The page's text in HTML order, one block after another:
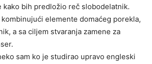
kako bih predložio reč slobodelatnik.
kombinujući elemente domaćeg porekla,
a sa ciljem stvaranja zamene za
sam ko je studirao upravo engleski